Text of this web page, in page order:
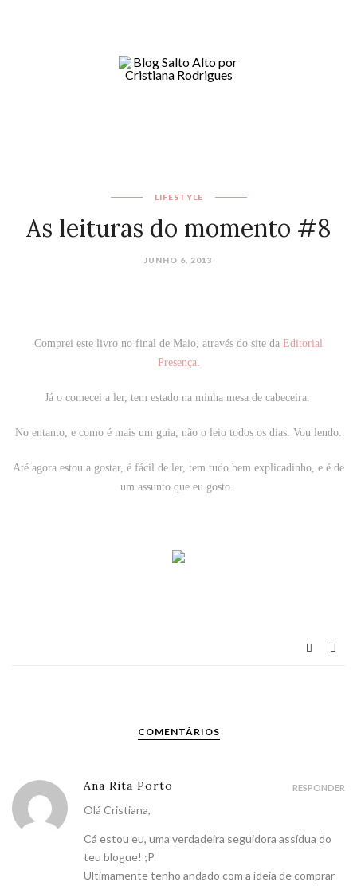
LIFESTYLE
As leituras do momento #8
JUNHO 6, 2013
Comprei este livro no final de Maio, através do site da Editorial
Presença.
Já o comecei a ler, tem estado na minha mesa de cabeceira.
No entanto, e como é mais um guia, não o leio todos os dias. Vou lendo.
Até agora estou a gostar, é fácil de ler, tem tudo bem explicadinho, e é de
um assunto que eu gosto.
COMENTÁRIOS
Ana Rita Porto
Olá Cristiana,
Cá estou eu, uma verdadeira seguidora assídua do
teu blogue! ;P
Ultimamente tenho andado com a ideia de comprar
RESPONDER